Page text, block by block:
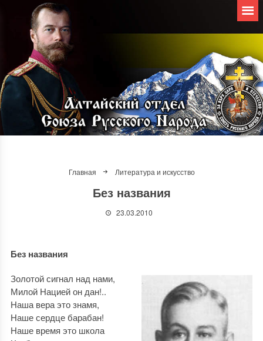
Главная Литература и искусство
Без названия
23.03.2010
Без названия
Золотой сигнал над нами,
Милой Нацией он дан!..
Наша вера это знамя,
Наше сердце барабан!
Наше время это школа